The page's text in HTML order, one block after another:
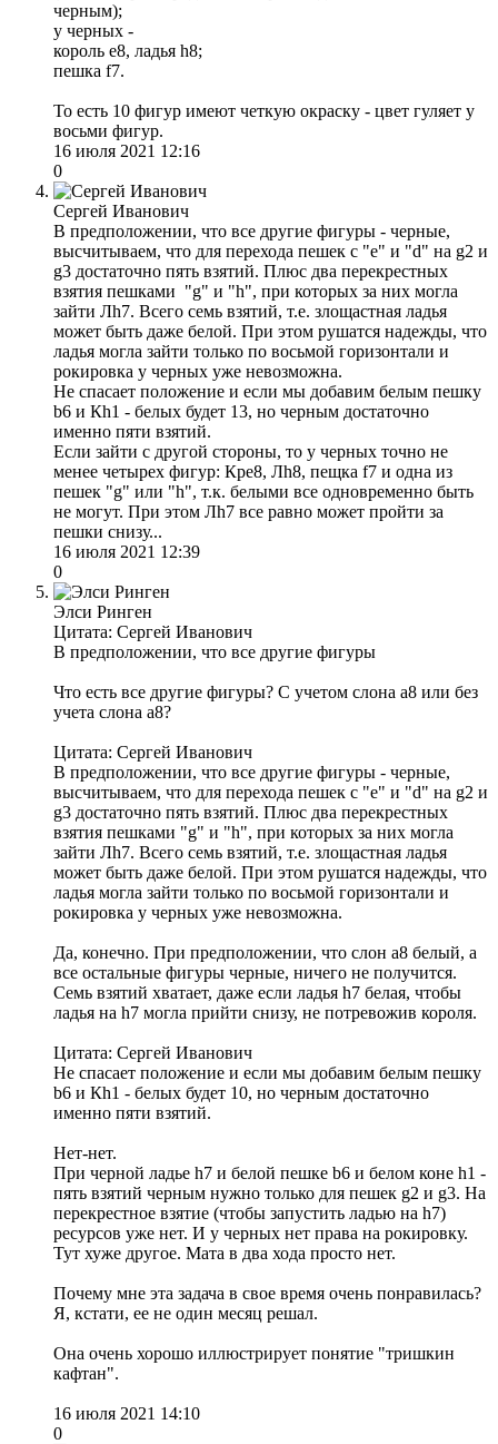
черным);
у черных -
король е8, ладья h8;
пешка f7.
То есть 10 фигур имеют четкую окраску - цвет гуляет у
восьми фигур.
16 июля 2021 12:16
0
Сергей Иванович
В предположении, что все другие фигуры - черные,
высчитываем, что для перехода пешек с "е" и "d" на g2 и
g3 достаточно пять взятий. Плюс два перекрестных
взятия пешками "g" и "h", при которых за них могла
зайти Лh7. Всего семь взятий, т.е. злощастная ладья
может быть даже белой. При этом рушатся надежды, что
ладья могла зайти только по восьмой горизонтали и
рокировка у черных уже невозможна.
Не спасает положение и если мы добавим белым пешку
b6 и Кh1 - белых будет 13, но черным достаточно
именно пяти взятий.
Если зайти с другой стороны, то у черных точно не
менее четырех фигур: Кре8, Лh8, пещка f7 и одна из
пешек "g" или "h", т.к. белыми все одновременно быть
не могут. При этом Лh7 все равно может пройти за
пешки снизу...
16 июля 2021 12:39
0
Элси Ринген
Цитата: Сергей Иванович
В предположении, что все другие фигуры
Что есть все другие фигуры? С учетом слона а8 или без
учета слона а8?
Цитата: Сергей Иванович
В предположении, что все другие фигуры - черные,
высчитываем, что для перехода пешек с "е" и "d" на g2 и
g3 достаточно пять взятий. Плюс два перекрестных
взятия пешками "g" и "h", при которых за них могла
зайти Лh7. Всего семь взятий, т.е. злощастная ладья
может быть даже белой. При этом рушатся надежды, что
ладья могла зайти только по восьмой горизонтали и
рокировка у черных уже невозможна.
Да, конечно. При предположении, что слон а8 белый, а
все остальные фигуры черные, ничего не получится.
Семь взятий хватает, даже если ладья h7 белая, чтобы
ладья на h7 могла прийти снизу, не потревожив короля.
Цитата: Сергей Иванович
Не спасает положение и если мы добавим белым пешку
b6 и Кh1 - белых будет 10, но черным достаточно
именно пяти взятий.
Нет-нет.
При черной ладье h7 и белой пешке b6 и белом коне h1 -
пять взятий черным нужно только для пешек g2 и g3. На
перекрестное взятие (чтобы запустить ладью на h7)
ресурсов уже нет. И у черных нет права на рокировку.
Тут хуже другое. Мата в два хода просто нет.
Почему мне эта задача в свое время очень понравилась?
Я, кстати, ее не один месяц решал.
Она очень хорошо иллюстрирует понятие "тришкин
кафтан".
16 июля 2021 14:10
0